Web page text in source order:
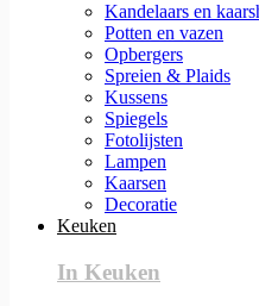
Kandelaars en
Potten en vazen
Opbergers
Spreien & Plaids
Kussens
Spiegels
Fotolijsten
Lampen
Kaarsen
Decoratie
Keuken
In Keuken